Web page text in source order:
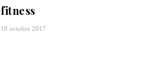
fitness
10 octobre 2017